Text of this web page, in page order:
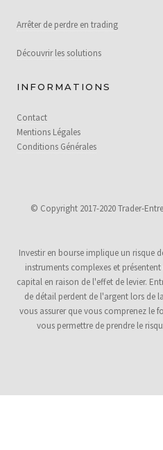
Arrêter de perdre en trading
Découvrir les solutions
INFORMATIONS
Contact
Mentions Légales
Conditions Générales
© Copyright 2017-2020 Trader-
Investir en bourse implique un risque
instruments complexes et
capital en raison de l'effet de levier.
de détail perdent de l'argent lors de
vous assurer que vous comprenez le
vous permettre de prendre le